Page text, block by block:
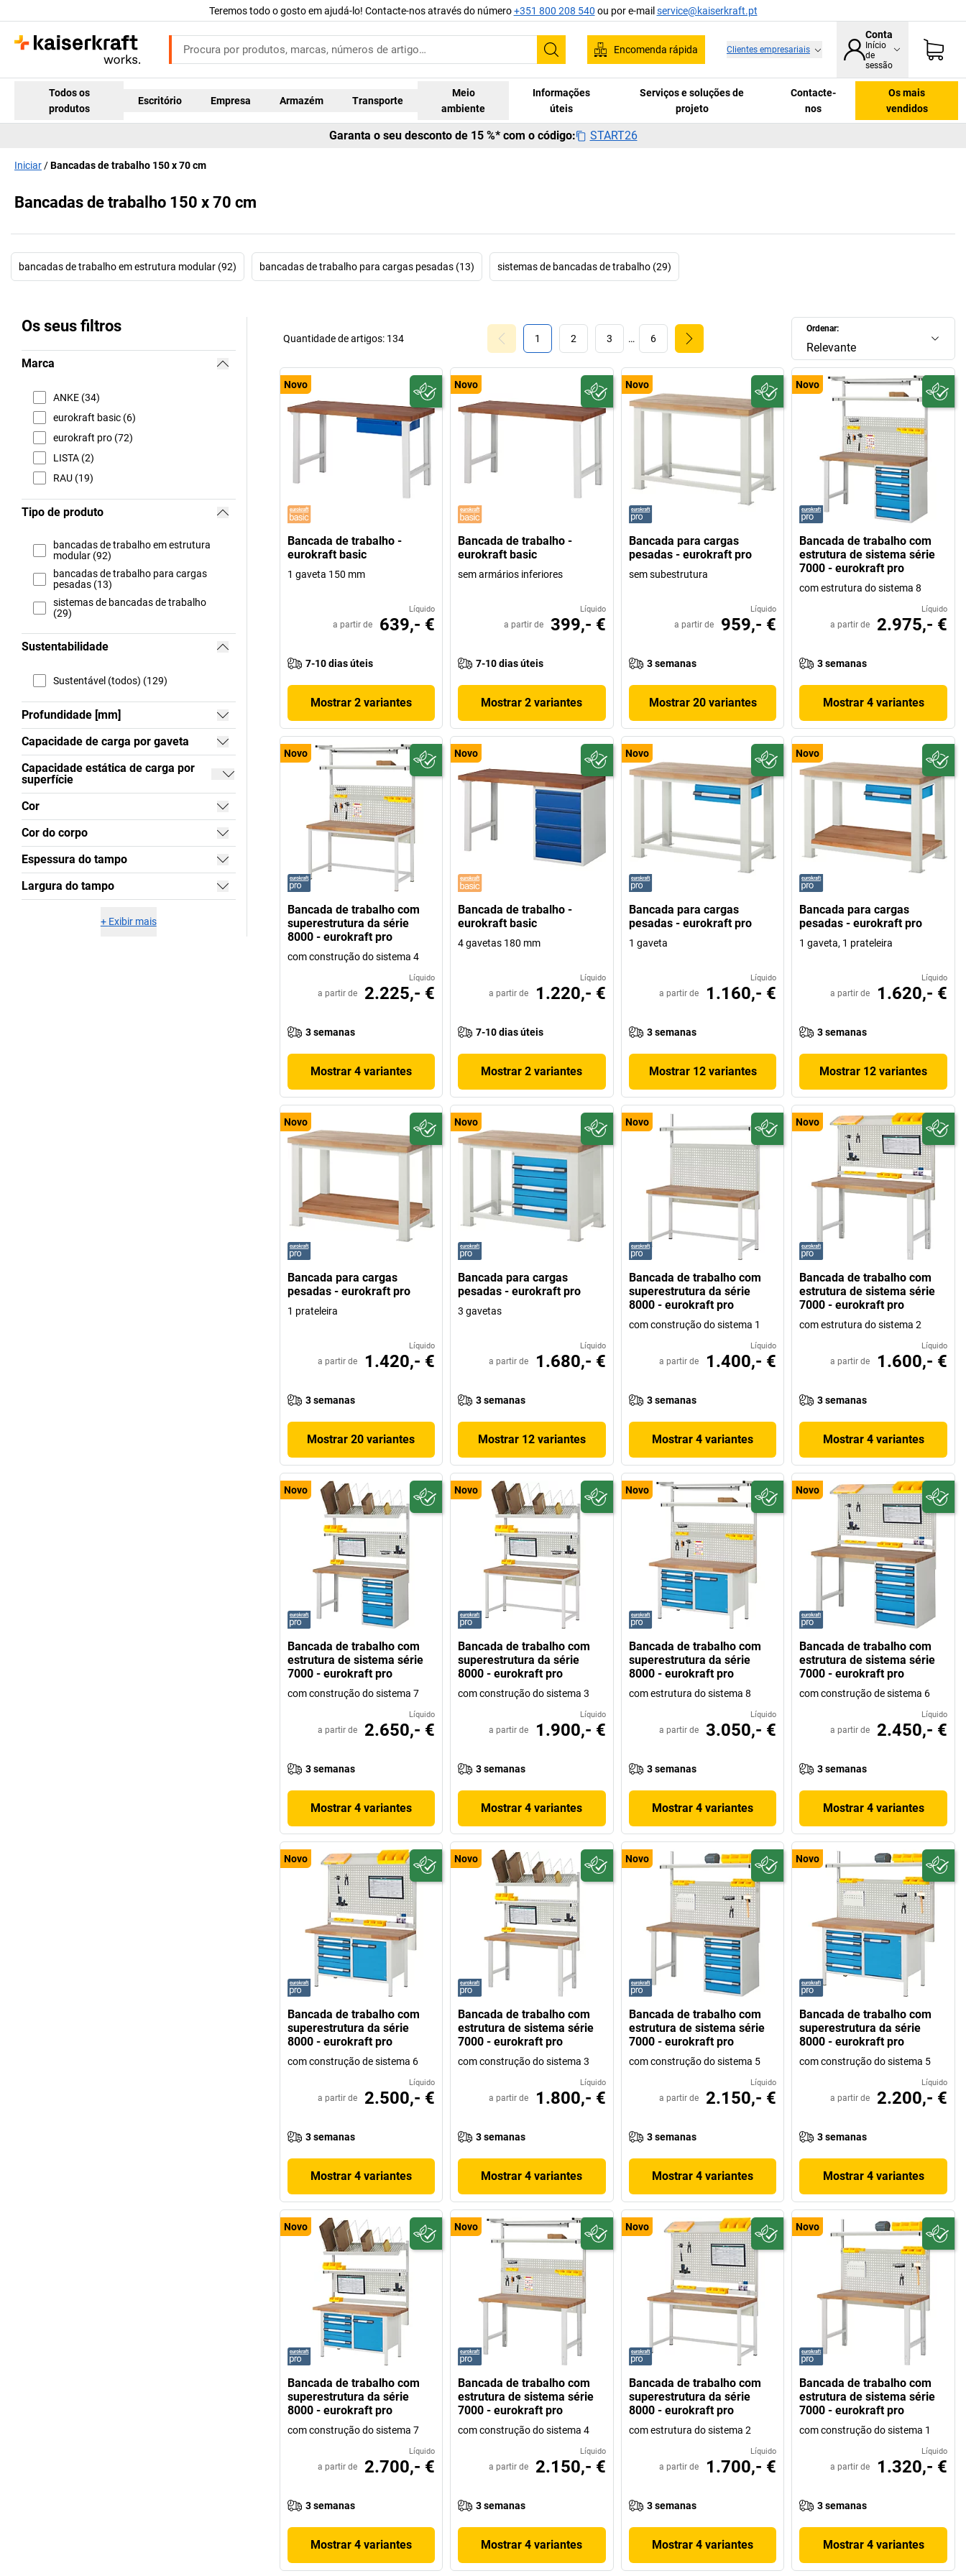
Teremos todo o gosto em ajudá-lo! Contacte-nos através do número+351 800 208 540 ou por e-mailservice@kaiserkraft.pt
Pesquisar
Encomenda rápida Clientes empresariais
Conta
Início
de
sessão
Todos os
produtos
Escritório Empresa Armazém Transporte
Meio
ambiente
Informações
úteis
Serviços e soluções de
projeto
Contacte-
nos
Os mais
vendidos
Garanta o seu desconto de 15 %* com o código: START26
Iniciar Bancadas de trabalho 150 x 70 cm
Bancadas de trabalho 150 x 70 cm
bancadas de trabalho em estrutura modular (92) bancadas de trabalho para cargas pesadas (13) sistemas de bancadas de trabalho (29)
Os seus filtros
Marca
ANKE (34)
eurokraft basic (6)
eurokraft pro (72)
LISTA (2)
RAU (19)
Tipo de produto
bancadas de trabalho em estrutura
modular (92)
bancadas de trabalho para cargas
pesadas (13)
sistemas de bancadas de trabalho
(29)
Sustentabilidade
Sustentável (todos) (129)
Profundidade [mm]
Capacidade de carga por gaveta
Capacidade estática de carga por
superfície
Cor
Cor do corpo
Espessura do tampo
Largura do tampo
+ Exibir mais
Ordenar:
Relevante
1 2 3 … 6
Quantidade de artigos: 134
Novo
Bancada de trabalho -
eurokraft basic
1 gaveta 150 mm
Líquido
a partir de 639,- €
7-10 dias úteis
Mostrar 2 variantes
Novo
Bancada de trabalho -
eurokraft basic
sem armários inferiores
Líquido
a partir de 399,- €
7-10 dias úteis
Mostrar 2 variantes
Novo
Bancada para cargas
pesadas - eurokraft pro
sem subestrutura
Líquido
a partir de 959,- €
3 semanas
Mostrar 20 variantes
Novo
Bancada de trabalho com
estrutura de sistema série
7000 - eurokraft pro
com estrutura do sistema 8
Líquido
a partir de 2.975,- €
3 semanas
Mostrar 4 variantes
Novo
Bancada de trabalho com
superestrutura da série
8000 - eurokraft pro
com construção do sistema 4
Líquido
a partir de 2.225,- €
3 semanas
Mostrar 4 variantes
Novo
Bancada de trabalho -
eurokraft basic
4 gavetas 180 mm
Líquido
a partir de 1.220,- €
7-10 dias úteis
Mostrar 2 variantes
Novo
Bancada para cargas
pesadas - eurokraft pro
1 gaveta
Líquido
a partir de 1.160,- €
3 semanas
Mostrar 12 variantes
Novo
Bancada para cargas
pesadas - eurokraft pro
1 gaveta, 1 prateleira
Líquido
a partir de 1.620,- €
3 semanas
Mostrar 12 variantes
Novo
Bancada para cargas
pesadas - eurokraft pro
1 prateleira
Líquido
a partir de 1.420,- €
3 semanas
Mostrar 20 variantes
Novo
Bancada para cargas
pesadas - eurokraft pro
3 gavetas
Líquido
a partir de 1.680,- €
3 semanas
Mostrar 12 variantes
Novo
Bancada de trabalho com
superestrutura da série
8000 - eurokraft pro
com construção do sistema 1
Líquido
a partir de 1.400,- €
3 semanas
Mostrar 4 variantes
Novo
Bancada de trabalho com
estrutura de sistema série
7000 - eurokraft pro
com estrutura do sistema 2
Líquido
a partir de 1.600,- €
3 semanas
Mostrar 4 variantes
Novo
Bancada de trabalho com
estrutura de sistema série
7000 - eurokraft pro
com construção do sistema 7
Líquido
a partir de 2.650,- €
3 semanas
Mostrar 4 variantes
Novo
Bancada de trabalho com
superestrutura da série
8000 - eurokraft pro
com construção do sistema 3
Líquido
a partir de 1.900,- €
3 semanas
Mostrar 4 variantes
Novo
Bancada de trabalho com
superestrutura da série
8000 - eurokraft pro
com estrutura do sistema 8
Líquido
a partir de 3.050,- €
3 semanas
Mostrar 4 variantes
Novo
Bancada de trabalho com
estrutura de sistema série
7000 - eurokraft pro
com construção de sistema 6
Líquido
a partir de 2.450,- €
3 semanas
Mostrar 4 variantes
Novo
Bancada de trabalho com
superestrutura da série
8000 - eurokraft pro
com construção de sistema 6
Líquido
a partir de 2.500,- €
3 semanas
Mostrar 4 variantes
Novo
Bancada de trabalho com
estrutura de sistema série
7000 - eurokraft pro
com construção do sistema 3
Líquido
a partir de 1.800,- €
3 semanas
Mostrar 4 variantes
Novo
Bancada de trabalho com
estrutura de sistema série
7000 - eurokraft pro
com construção do sistema 5
Líquido
a partir de 2.150,- €
3 semanas
Mostrar 4 variantes
Novo
Bancada de trabalho com
superestrutura da série
8000 - eurokraft pro
com construção do sistema 5
Líquido
a partir de 2.200,- €
3 semanas
Mostrar 4 variantes
Novo
Bancada de trabalho com
superestrutura da série
8000 - eurokraft pro
com construção do sistema 7
Líquido
a partir de 2.700,- €
3 semanas
Mostrar 4 variantes
Novo
Bancada de trabalho com
estrutura de sistema série
7000 - eurokraft pro
com construção do sistema 4
Líquido
a partir de 2.150,- €
3 semanas
Mostrar 4 variantes
Novo
Bancada de trabalho com
superestrutura da série
8000 - eurokraft pro
com estrutura do sistema 2
Líquido
a partir de 1.700,- €
3 semanas
Mostrar 4 variantes
Novo
Bancada de trabalho com
estrutura de sistema série
7000 - eurokraft pro
com construção do sistema 1
Líquido
a partir de 1.320,- €
3 semanas
Mostrar 4 variantes